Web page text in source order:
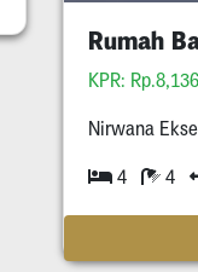
Rumah
KPR:
Nirwana
4 4